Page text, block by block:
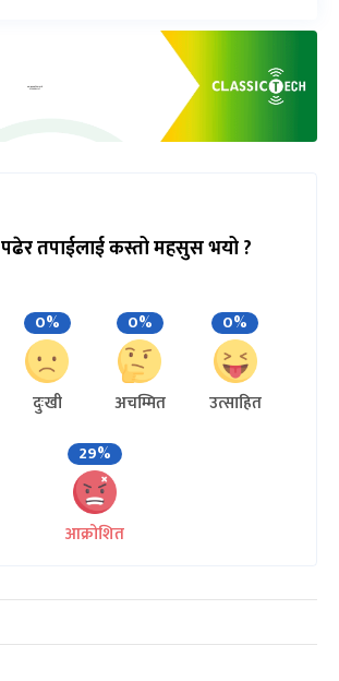
तपाईलाई कस्तो महसुस भयो ?
0%
दुःखी
0%
अचम्मित
0%
उत्साहित
29%
आक्रोशित